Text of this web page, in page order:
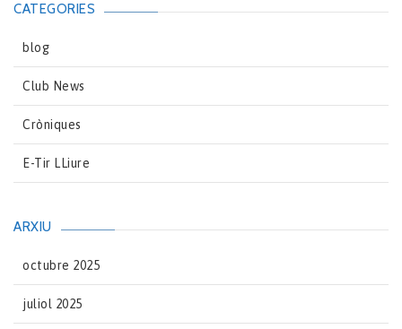
CATEGORIES
blog
Club News
Cròniques
E-Tir LLiure
ARXIU
octubre 2025
juliol 2025